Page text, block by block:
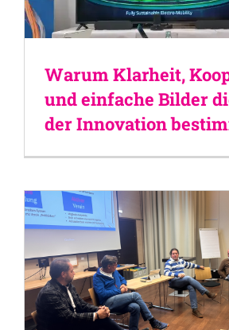
Warum Klarheit,
und einfache Bilder
der Innovation